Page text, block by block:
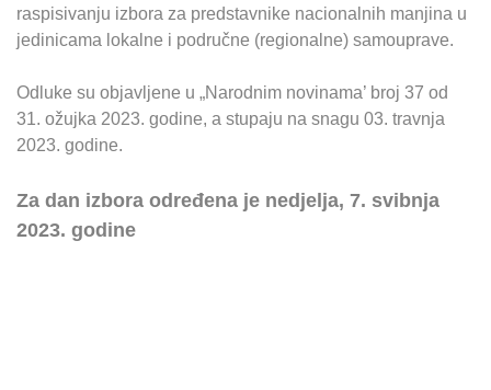
raspisivanju izbora za predstavnike nacionalnih manjina u
jedinicama lokalne i područne (regionalne) samouprave.
Odluke su objavljene u „Narodnim novinama’ broj 37 od
31. ožujka 2023. godine, a stupaju na snagu 03. travnja
2023. godine.
Za dan izbora određena je nedjelja, 7. svibnja
2023. godine